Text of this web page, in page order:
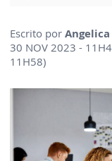
Escrito por
30 NOV 2023 -
11H58)